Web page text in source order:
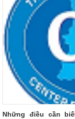
Những điều cần